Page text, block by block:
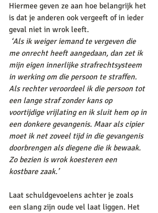
Hiermee geven ze aan hoe belangrijk het
is dat je anderen ook vergeeft of in ieder
geval niet in wrok leeft.
‘Als ik weiger iemand te vergeven die
me onrecht heeft aangedaan, dan zet ik
mijn eigen innerlijke strafrechtsysteem
in werking om die persoon te straffen.
Als rechter veroordeel ik die persoon tot
een lange straf zonder kans op
voortijdige vrijlating en ik sluit hem op in
een donkere gevangenis. Maar als cipier
moet ik net zoveel tijd in die gevangenis
doorbrengen als diegene die ik bewaak.
Zo bezien is wrok koesteren een
kostbare zaak.’
Laat schuldgevoelens achter je zoals
een slang zijn oude vel laat liggen. Het